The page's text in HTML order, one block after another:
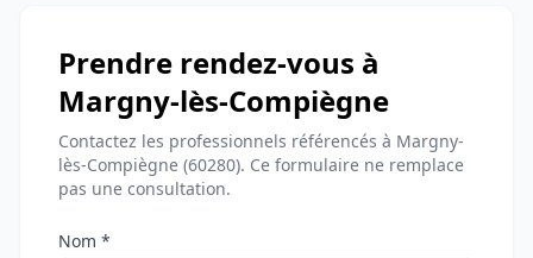
Prendre rendez-vous à
Margny-lès-Compiègne
Contactez les professionnels référencés à Margny-
lès-Compiègne (60280). Ce formulaire ne remplace
pas une consultation.
Nom *